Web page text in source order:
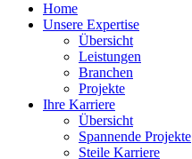
Home
Unsere Expertise
Übersicht
Leistungen
Branchen
Projekte
Ihre Karriere
Übersicht
Spannende Projekte
Steile Karriere